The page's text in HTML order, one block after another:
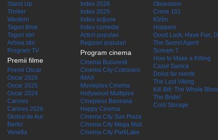
Stand Up
Thriller
Western
Taguri filme
Taguri stiri
Arhiva stiri
Program TV
Premii filme
Premii Oscar
Oscar 2026
Oscar 2025
Oscar 2024
Cannes
Cannes 2026
Globul de Aur
Berlin
Venetia
Index 2026
Index 2025
Index acţiune
Index comedie
Actori populari
Regizori populari
Program cinema
Cinema Bucuresti
Cinema City Cotroceni
IMAX
Movieplex Cinema
Hollywood Multiplex
Cineplexx Baneasa
Happy Cinema
Cinema City Sun Plaza
Cinema City Mega Mall
Cinema City ParkLake
Obsession
Crime 101
Kîzîm
Hoppers
Good Luck, Have Fun,
The Secret Agent
Scream 7
How to Make a Killing
Cazul Samca
Dolce far niente
The Last Viking
Kill Bill: The Whole
The Bride!
Cold Storage